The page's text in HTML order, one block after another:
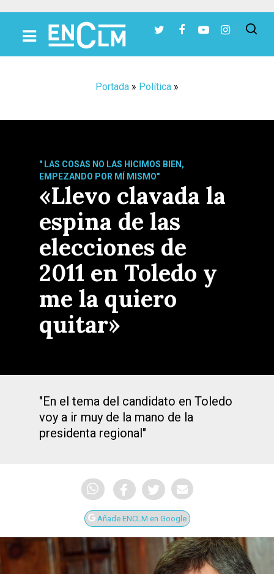
Portada » Política »
" LAS COSAS NO LAS HICIMOS BIEN,
EMPEZANDO POR MÍ MISMO"
«Llevo clavada la
espina de las
elecciones de
2011 en Toledo y
me la quiero
quitar»
"En el tema del candidato en Toledo
voy a ir muy de la mano de la
presidenta regional"
Añade ENCLM en Google